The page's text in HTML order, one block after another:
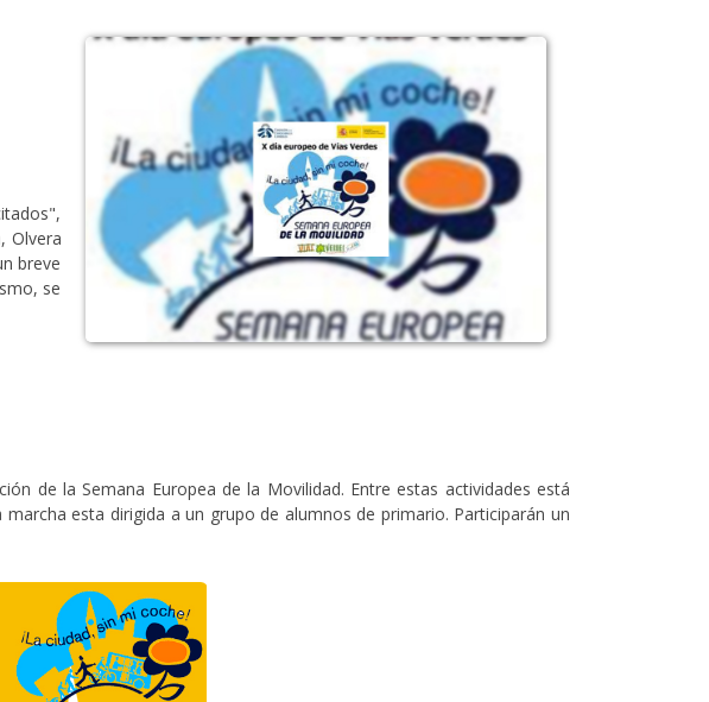
Olvera
breve
se
de la Semana Europea de la Movilidad. Entre estas actividades está
esta dirigida a un grupo de alumnos de primario. Participarán un